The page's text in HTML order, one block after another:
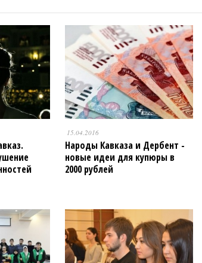
15.04.2016
Народы Кавказа и Дербент -
новые идеи для купюры в
2000 рублей